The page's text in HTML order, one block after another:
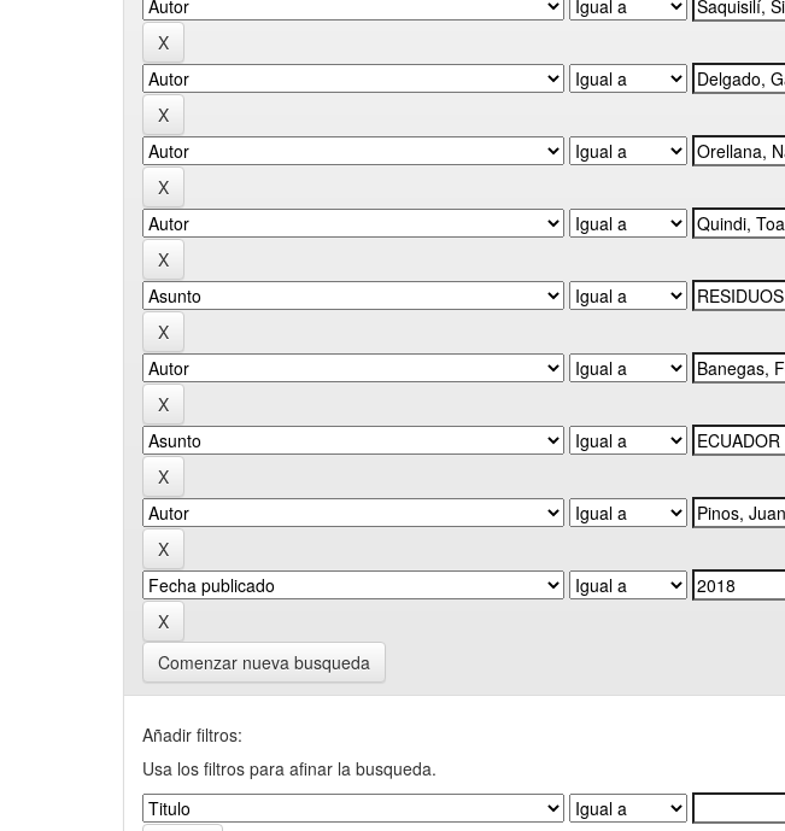
Comenzar nueva busqueda
Añadir filtros:
Usa los filtros para afinar la busqueda.